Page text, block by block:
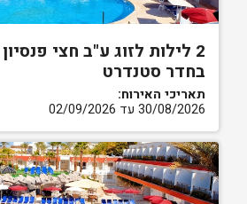
2 לילות לזוג ע"ב חצי פנסיון
בחדר סטנדרט
תאריכי האירוח:
30/08/2026 עד 02/09/2026